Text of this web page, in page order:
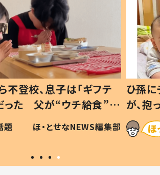
不登校、息子は「ギフテ
った 父が“ウチ給食”を
ける理由とは #令和の親
子
題 ほ・とせなNEWS編集部
ひ孫
が、
「涙が
い」